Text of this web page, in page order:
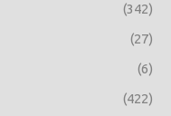
(342)
(27)
(6)
(422)